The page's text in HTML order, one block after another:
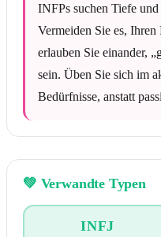
INFPs suchen Tiefe
Vermeiden Sie es,
erlauben Sie einander,
sein. Üben Sie sich im
Bedürfnisse, anstatt
💚 Verwandte Typen
INFJ